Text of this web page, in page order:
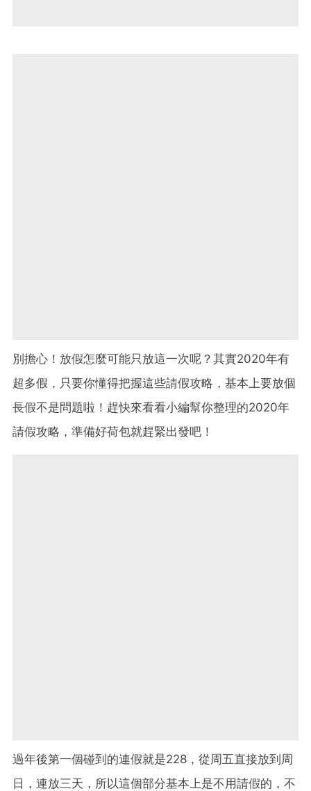
別擔心！放假怎麼可能只放這一次呢？其實2020年有
超多假，只要你懂得把握這些請假攻略，基本上要放個
長假不是問題啦！趕快來看看小編幫你整理的2020年
請假攻略，準備好荷包就趕緊出發吧！
過年後第一個碰到的連假就是228，從周五直接放到周
日，連放三天，所以這個部分基本上是不用請假的，不